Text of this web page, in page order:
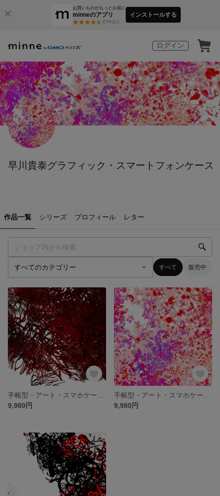
お買いものがもっとお得に
minneのアプリ
3万件以上
インストールする
ログイン
早川貴泰グラフィック・スマートフォンケース
作品一覧 シリーズ プロフィール レター
すべて 販売中
9,980円
9,980円